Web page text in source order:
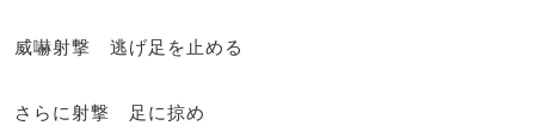
威嚇射撃 逃げ足を止める
さらに射撃 足に掠め